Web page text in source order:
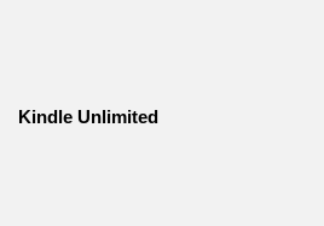
Kindle Unlimited